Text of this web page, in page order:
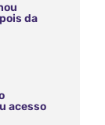
da
acesso